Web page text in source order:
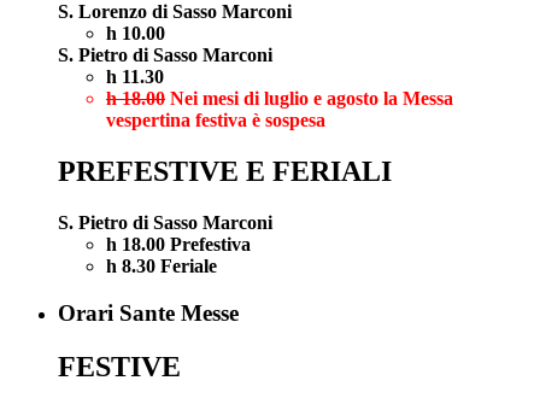
S. Lorenzo di Sasso Marconi
h 10.00
S. Pietro di Sasso Marconi
h 11.30
h 18.00 Nei mesi di luglio e agosto la Messa
vespertina festiva è sospesa
PREFESTIVE E FERIALI
S. Pietro di Sasso Marconi
h 18.00 Prefestiva
h 8.30 Feriale
Orari Sante Messe
FESTIVE